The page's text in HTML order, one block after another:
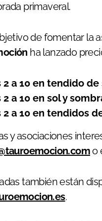
primaveral.
de fomentar la
ha lanzado
2 a 10 en tendido
2 a 10 en sol y
2 a 10 en tendidos
y asociaciones
o
también están
.